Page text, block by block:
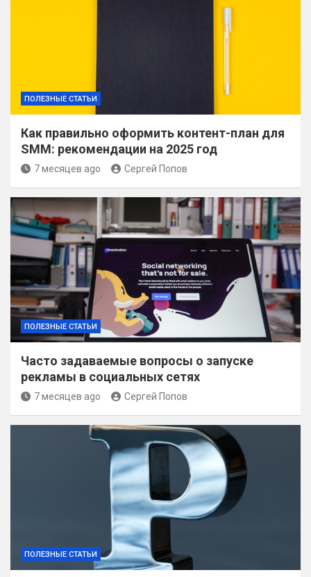
ПОЛЕЗНЫЕ СТАТЬИ
Как правильно оформить контент-план для
SMM: рекомендации на 2025 год
7 месяцев ago Сергей Попов
ПОЛЕЗНЫЕ СТАТЬИ
Часто задаваемые вопросы о запуске
рекламы в социальных сетях
7 месяцев ago Сергей Попов
ПОЛЕЗНЫЕ СТАТЬИ